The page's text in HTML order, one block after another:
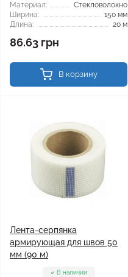
Материал:
Стекловолокно
Ширина:
150 мм
Длина:
20 м
86.63 грн
В корзину
Лента-серпянка
армирующая для швов 50
мм (90 м)
В наличии